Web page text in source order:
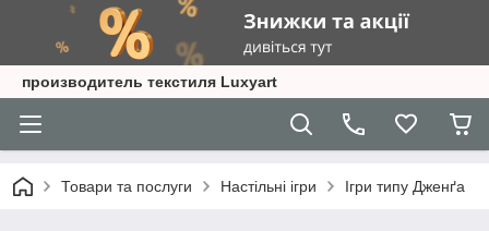
производитель текстиля Luxyart
Товари та послуги Настільні ігри Ігри типу Дженґа